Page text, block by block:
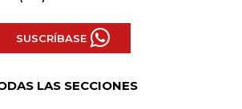
SUSCRÍBASE
LAS SECCIONES